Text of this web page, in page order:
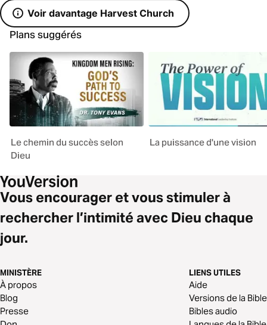
Voir davantage Harvest Church
Plans suggérés
Le chemin du succès selon
Dieu
La puissance d'une vision
Vous encourager et vous stimuler à
rechercher l’intimité avec Dieu chaque
jour.
MINISTÈRE
À propos
Blog
Presse
LIENS UTILES
Aide
Versions de la Bible
Bibles audio